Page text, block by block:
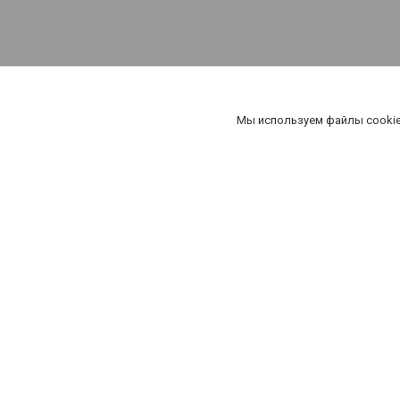
Мы используем файлы